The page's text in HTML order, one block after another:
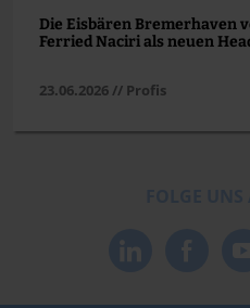
Die Eisbären Bremerhaven
Ferried Naciri als neuen
23.06.2026 // Profis